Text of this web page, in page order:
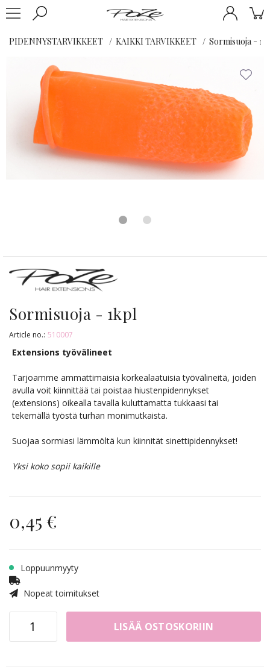
PIDENNYSTARVIKKEET KAIKKI TARVIKKEET Sormisuoja -
Sormisuoja - 1kpl
Article no.: 510007
Extensions työvälineet
Tarjoamme ammattimaisia korkealaatuisia työvälineitä, joiden
avulla voit kiinnittää tai poistaa hiustenpidennykset
(extensions) oikealla tavalla kuluttamatta tukkaasi tai
tekemällä työstä turhan monimutkaista.
Suojaa sormiasi lämmöltä kun kiinnität sinettipidennykset!
Yksi koko sopii kaikille
0,45 €
Loppuunmyyty
Nopeat toimitukset
LISÄÄ OSTOSKORIIN